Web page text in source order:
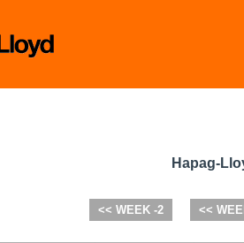
Hapag-
<< WEEK -2 <<